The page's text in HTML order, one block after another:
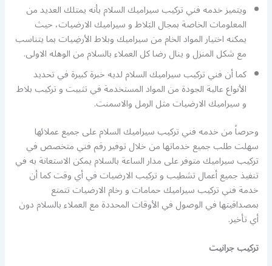
ويتميز خدمه فني تركيب سيراميك السلام بأنه يمتلك العديد من
المعلومات الخاصة بمجال البَلاط و سيراميك الارضيات، حيث
يمكنه اختيار المواد الخام من سيراميك وبلاط الأرضِيات بما يتناسب
مع شكل المنزل و ينال رضا كل العملاء بالسلام من الوهله الاولى.
كما أن فني تركيب سيراميك السلام لديه خبرة كبيرة في تحديد
الأنواع عالية الجودة من المواد المستخدمة في تثبيت و تركيب بلاط
و سيراميك الارضيات مثل الرمل والاسمنت.
وحرصاً من خدمه فني تركيب سيراميك السلام على جميع عملائها
سهلت طلب جميع خدماتها من خلال توفير رقم فني متخصص في
تركيب سيراميك متوفر على مدار الساعة بالسلام يمكن الاستعانة به في
تنفيذ جميع أعمال تشطيب و تركيب الارضيات في أي وقت كما أن
خدمة فني تركيب سيراميك حمامات و رخام الارضيات تتمتع
بمصداقيتها في الوصول في الأوقات المحددة مع العملاء بالسلام دون
أي تأخير.
تركيب جرانيت